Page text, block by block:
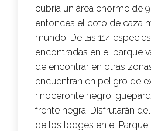
cubría un área enorme de
entonces el coto de caza
mundo. De las 114
encontradas en el parque
de encontrar en otras
encuentran en peligro de
rinoceronte negro,
frente negra. Disfrutarán
de los lodges en el Parque